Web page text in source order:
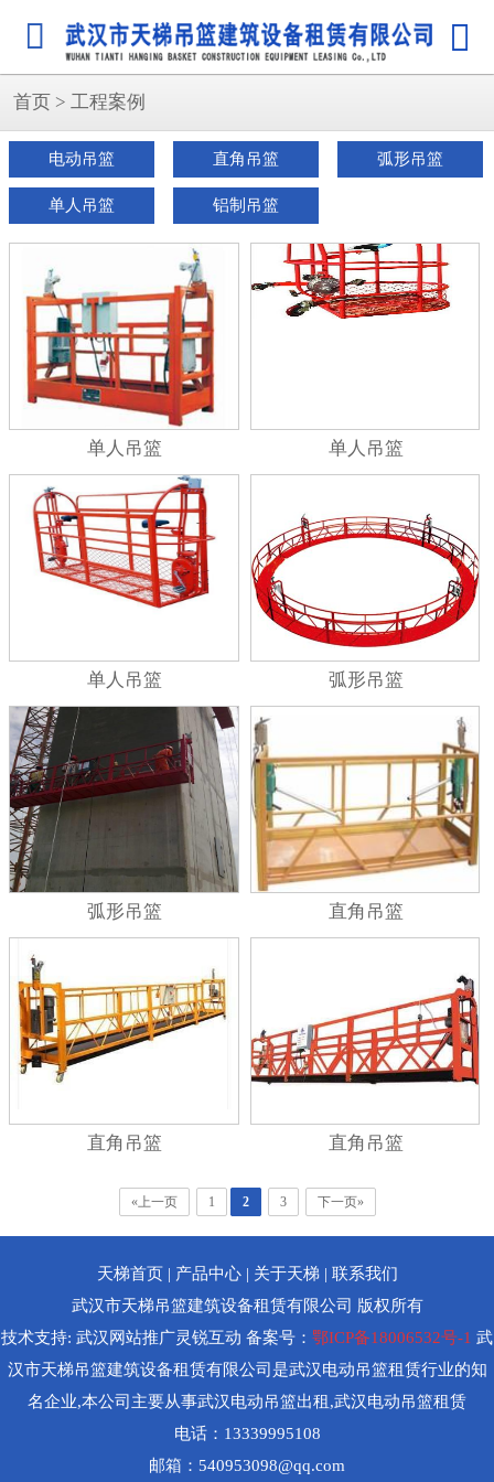


首页 > 工程案例
电动吊篮 直角吊篮 弧形吊篮
单人吊篮 铝制吊篮
单人吊篮 单人吊篮
单人吊篮 弧形吊篮
弧形吊篮 直角吊篮
直角吊篮 直角吊篮
«上一页 1 2 3 下一页»
天梯首页| 产品中心| 关于天梯| 联系我们
武汉市天梯吊篮建筑设备租赁有限公司 版权所有
技术支持: 武汉网站推广灵锐互动 备案号： 鄂ICP备18006532号-1 武
汉市天梯吊篮建筑设备租赁有限公司是武汉电动吊篮租赁行业的知
名企业,本公司主要从事武汉电动吊篮出租,武汉电动吊篮租赁
电话：13339995108
邮箱：540953098@qq.com